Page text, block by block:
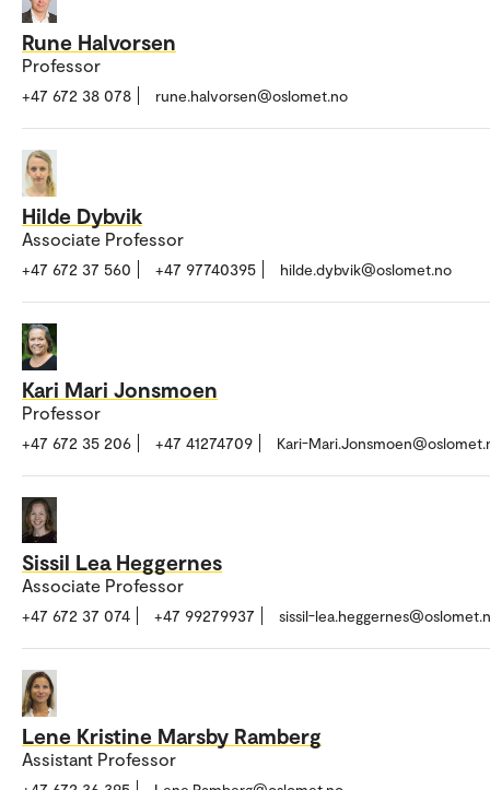
Rune Halvorsen
Professor
+47 672 38 078 rune.halvorsen@oslomet.no
Hilde Dybvik
Associate Professor
+47 672 37 560 +47 97740395 hilde.dybvik@oslomet.no
Kari Mari Jonsmoen
Professor
+47 672 35 206 +47 41274709 Kari-
Sissil Lea Heggernes
Associate Professor
+47 672 37 074 +47 99279937 sissil-
Lene Kristine Marsby Ramberg
Assistant Professor